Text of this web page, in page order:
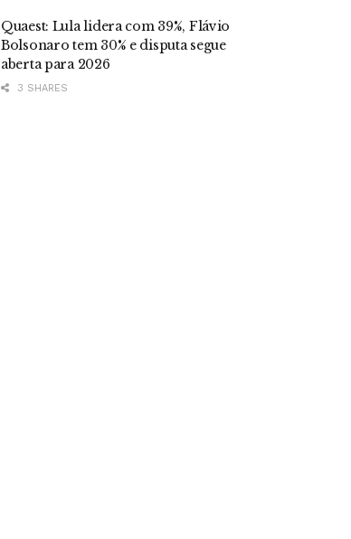
Quaest: Lula lidera com 39%, Flávio
Bolsonaro tem 30% e disputa segue
aberta para 2026
3 SHARES